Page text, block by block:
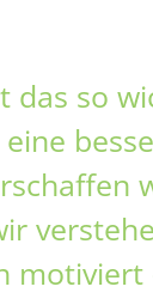
das so
motiviert